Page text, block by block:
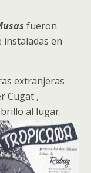
fueron
instaladas en
extranjeras
Cugat ,
al lugar.